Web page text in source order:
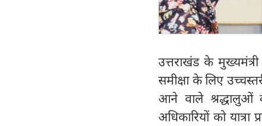
उत्तराखंड के
समीक्षा के लिए
आने वाले श्रद्धालुओं
अधिकारियों को